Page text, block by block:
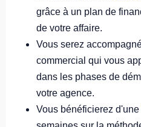
grâce à un plan de
de votre affaire.
Vous serez
commercial qui vous
dans les phases de
votre agence.
Vous bénéficierez d'une